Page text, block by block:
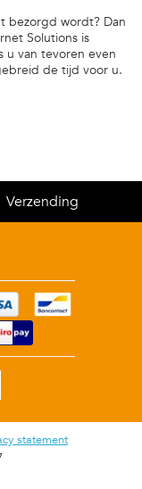
bezorgd wordt? Dan
Solutions is
u van tevoren even
de tijd voor u.
Verzending
statement